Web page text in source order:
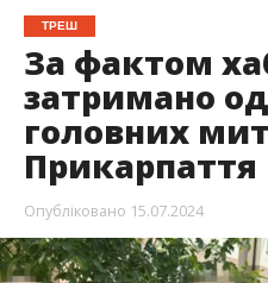
ТРЕШ
За фактом
затримано
головних
Прикарпаття
Опубліковано 15.07.2024